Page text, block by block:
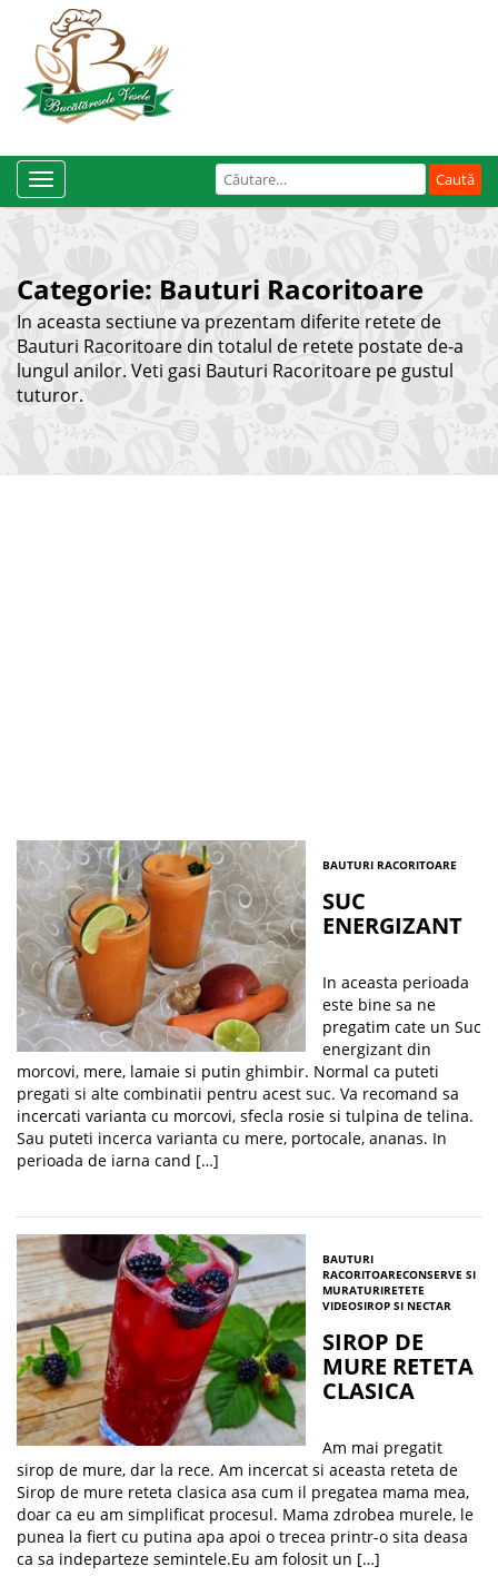
Caută
după:
Toggle
Navigation
Categorie: Bauturi Racoritoare
In aceasta sectiune va prezentam diferite retete de
Bauturi Racoritoare din totalul de retete postate de-a
lungul anilor. Veti gasi Bauturi Racoritoare pe gustul
tuturor.
BAUTURI RACORITOARE
SUC
ENERGIZANT
In aceasta perioada
este bine sa ne
pregatim cate un Suc
energizant din
morcovi, mere, lamaie si putin ghimbir. Normal ca puteti
pregati si alte combinatii pentru acest suc. Va recomand sa
incercati varianta cu morcovi, sfecla rosie si tulpina de telina.
Sau puteti incerca varianta cu mere, portocale, ananas. In
perioada de iarna cand […]
BAUTURI
RACORITOARECONSERVE SI
MURATURIRETETE
VIDEOSIROP SI NECTAR
SIROP DE
MURE RETETA
CLASICA
Am mai pregatit
sirop de mure, dar la rece. Am incercat si aceasta reteta de
Sirop de mure reteta clasica asa cum il pregatea mama mea,
doar ca eu am simplificat procesul. Mama zdrobea murele, le
punea la fiert cu putina apa apoi o trecea printr-o sita deasa
ca sa indeparteze semintele.Eu am folosit un […]